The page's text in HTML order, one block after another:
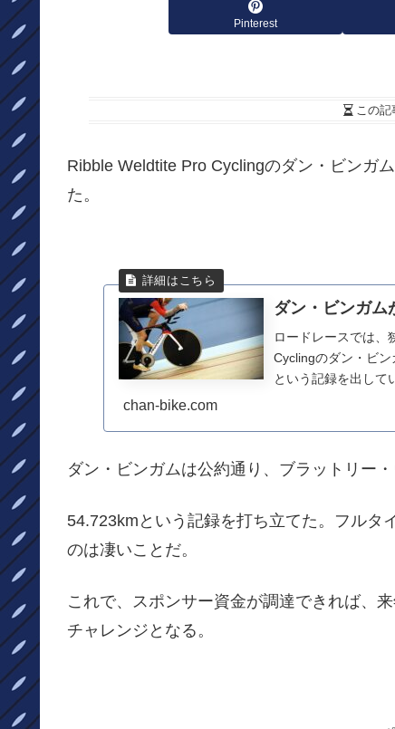
Pinterest
この記
Ribble Weldtite Pro Cyclingのダン・ビンガ
た。
ダン・ビンガム
ロードレースでは、
Cyclingのダン・ビ
という記録を出して
chan-bike.com
ダン・ビンガムは公約通り、ブラットリー
54.723kmという記録を打ち立てた。フルタ
のは凄いことだ。
これで、スポンサー資金が調達できれば、
チャレンジとなる。